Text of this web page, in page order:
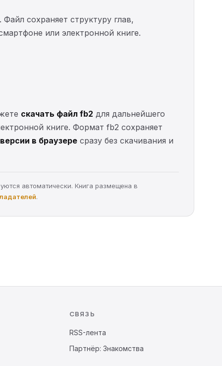
сохраняет структуру глав,
или электронной книге.
скачать файл fb2 для дальнейшего
книге. Формат fb2 сохраняет
в браузере сразу без скачивания и
автоматически. Книга размещена в
.
СВЯЗЬ
RSS-лента
Партнёр: Знакомства